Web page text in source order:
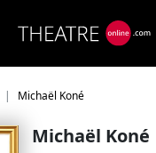
Michaël Koné
Michaël Koné